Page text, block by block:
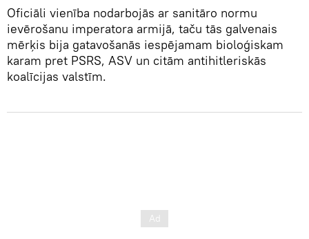
Oficiāli vienība nodarbojās ar sanitāro normu
ievērošanu imperatora armijā, taču tās galvenais
mērķis bija gatavošanās iespējamam bioloģiskam
karam pret PSRS, ASV un citām antihitleriskās
koalīcijas valstīm.